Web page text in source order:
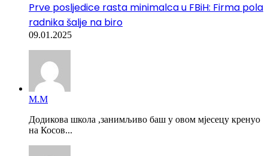
Prve posljedice rasta minimalca u FBiH: Firma pola
radnika šalje na biro
09.01.2025
М.М
Додикова школа ,занимљиво баш у овом мјесецу кренуо
на Косов...